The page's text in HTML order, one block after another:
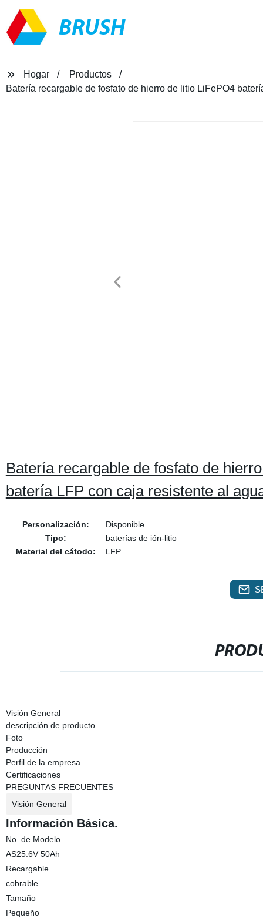
BRUSH
Hogar
Productos
Batería recargable de fosfato de hierro de litio LiFePO4
Batería recargable de fosfato de
batería LFP con caja resistente al
Personalización:
Disponible
Tipo:
baterías de ión-litio
Material del cátodo:
LFP
Visión General
descripción de producto
Foto
Producción
Perfil de la empresa
Certificaciones
PREGUNTAS FRECUENTES
Visión General
Información Básica.
No. de Modelo.
AS25.6V 50Ah
Recargable
cobrable
Tamaño
Pequeño